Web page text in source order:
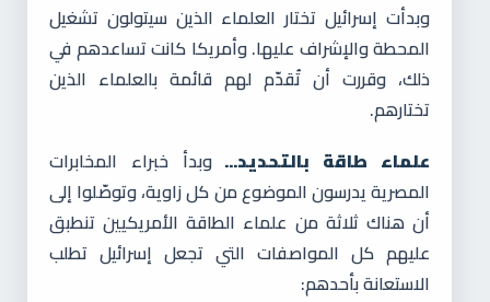
وبدأت إسرائيل تختار العلماء الذين سيتولون تشغيل
المحطة والإشراف عليها. وأمريكا كانت تساعدهم في
ذلك، وقررت أن تُقدّم لهم قائمة بالعلماء الذين
تختارهم.
علماء طاقة بالتحديد...وبدأ خبراء المخابرات
المصرية يدرسون الموضوع من كل زاوية، وتوصّلوا إلى
أن هناك ثلاثة من علماء الطاقة الأمريكيين تنطبق
عليهم كل المواصفات التي تجعل إسرائيل تطلب
الاستعانة بأحدهم: